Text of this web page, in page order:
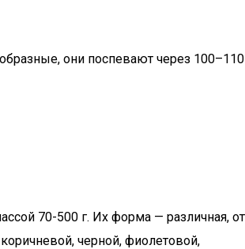
они поспевают через 100–110
70-500 г. Их форма — различная, от
черной, фиолетовой,